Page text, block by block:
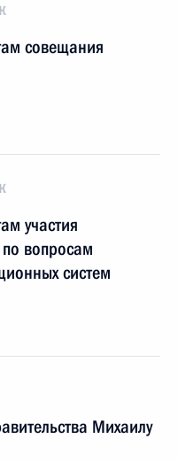
совещания
участия
вопросам
систем
Михаилу